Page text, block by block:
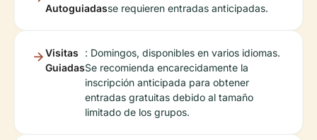
Autoguiadasse requieren entradas anticipadas.
Visitas
Guiadas
: Domingos, disponibles en varios idiomas.
Se recomienda encarecidamente la
inscripción anticipada para obtener
entradas gratuitas debido al tamaño
limitado de los grupos.